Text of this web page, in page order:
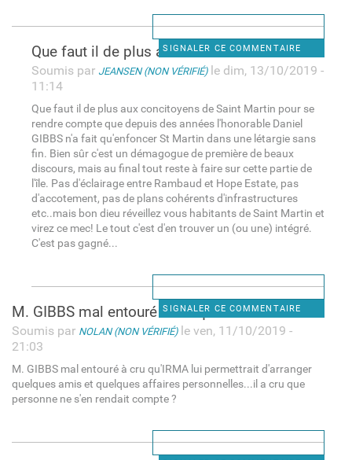
SIGNALER CE COMMENTAIRE
Que faut il de plus aux
Soumis par JEANSEN (NON VÉRIFIÉ)le dim, 13/10/2019 -
11:14
Que faut il de plus aux concitoyens de Saint Martin pour se
rendre compte que depuis des années l'honorable Daniel
GIBBS n'a fait qu'enfoncer St Martin dans une létargie sans
fin. Bien sûr c'est un démagogue de première de beaux
discours, mais au final tout reste à faire sur cette partie de
l'île. Pas d'éclairage entre Rambaud et Hope Estate, pas
d'accotement, pas de plans cohérents d'infrastructures
etc..mais bon dieu réveillez vous habitants de Saint Martin et
virez ce mec! Le tout c'est d'en trouver un (ou une) intégré.
C'est pas gagné...
SIGNALER CE COMMENTAIRE
M. GIBBS mal entouré à cru qu
Soumis par NOLAN (NON VÉRIFIÉ)le ven, 11/10/2019 -
21:03
M. GIBBS mal entouré à cru qu'IRMA lui permettrait d'arranger
quelques amis et quelques affaires personnelles...il a cru que
personne ne s'en rendait compte ?